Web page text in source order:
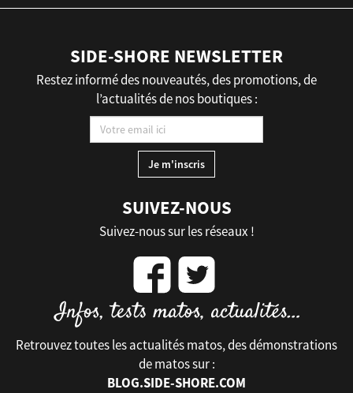
SIDE-SHORE NEWSLETTER
Restez informé des nouveautés, des promotions, de
l’actualités de nos boutiques :
SUIVEZ-NOUS
Suivez-nous sur les réseaux !
Retrouvez toutes les actualités matos, des démonstrations
de matos sur :
BLOG.SIDE-SHORE.COM